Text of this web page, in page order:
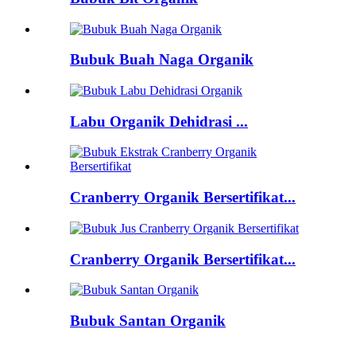
Bubuk Buah Naga Organik
Labu Organik Dehidrasi ...
Cranberry Organik Bersertifikat...
Cranberry Organik Bersertifikat...
Bubuk Santan Organik